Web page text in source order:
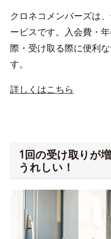
クロネコメンバーズは
ービスです。入会費・
際・受け取る際に便利
す。
詳しくはこちら
1回の受け取りが
うれしい！